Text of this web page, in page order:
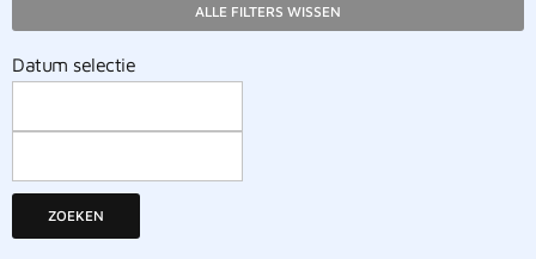
ALLE FILTERS WISSEN
Datum selectie
ZOEKEN